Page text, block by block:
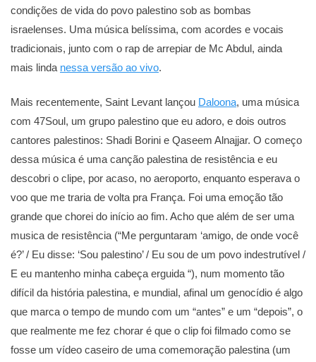
condições de vida do povo palestino sob as bombas
israelenses. Uma música belíssima, com acordes e vocais
tradicionais, junto com o rap de arrepiar de Mc Abdul, ainda
mais linda nessa versão ao vivo.
Mais recentemente, Saint Levant lançou Daloona, uma música
com 47Soul, um grupo palestino que eu adoro, e dois outros
cantores palestinos: Shadi Borini e Qaseem Alnajjar. O começo
dessa música é uma canção palestina de resistência e eu
descobri o clipe, por acaso, no aeroporto, enquanto esperava o
voo que me traria de volta pra França. Foi uma emoção tão
grande que chorei do início ao fim. Acho que além de ser uma
musica de resistência (“Me perguntaram ‘amigo, de onde você
é?’ / Eu disse: ‘Sou palestino’ / Eu sou de um povo indestrutível /
E eu mantenho minha cabeça erguida “), num momento tão
difícil da história palestina, e mundial, afinal um genocídio é algo
que marca o tempo de mundo com um “antes” e um “depois”, o
que realmente me fez chorar é que o clip foi filmado como se
fosse um vídeo caseiro de uma comemoração palestina (um